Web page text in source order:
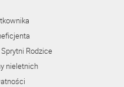
Rodzice
nieletnich